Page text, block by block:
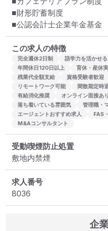
■財形貯蓄制度
■公認会計士企業年金基金
この求人の特徴
完全週休2日制 語学力を活かせる
年間休日120日以上
育休・産休
残業代全額支給
資格受験者歓迎
リモートワーク可能
閑散期定時
有給消化推奨
オンライン面接あり
落ち着いている雰囲気
管理職・
エージェントおすすめ求人
FAS
M&Aコンサルタント
受動喫煙防止処置
敷地内禁煙
求人番号
8036
企